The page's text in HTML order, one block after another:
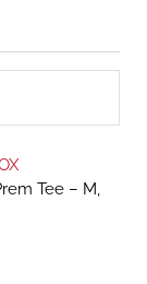
Tee – M,